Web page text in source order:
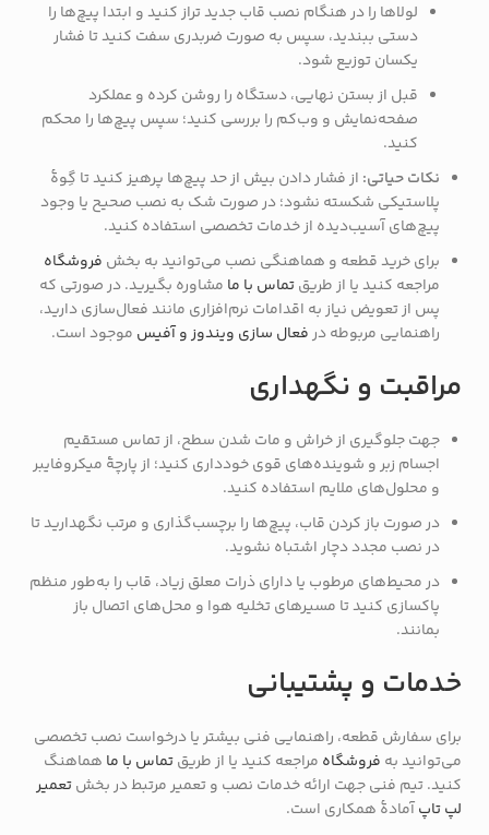
لولاها را در هنگام نصب قاب جدید تراز کنید و ابتدا پیچ‌ها را
دستی ببندید، سپس به صورت ضربدری سفت کنید تا فشار
یکسان توزیع شود.
قبل از بستن نهایی، دستگاه را روشن کرده و عملکرد
صفحه‌نمایش و وب‌کم را بررسی کنید؛ سپس پیچ‌ها را محکم
کنید.
نکات حیاتی: از فشار دادن بیش از حد پیچ‌ها پرهیز کنید تا گِوهٔ
پلاستیکی شکسته نشود؛ در صورت شک به نصب صحیح یا وجود
پیچ‌های آسیب‌دیده از خدمات تخصصی استفاده کنید.
برای خرید قطعه و هماهنگی نصب می‌توانید به بخش فروشگاه
مراجعه کنید یا از طریقتماس با ما مشاوره بگیرید. در صورتی که
پس از تعویض نیاز به اقدامات نرم‌افزاری مانند فعال‌سازی دارید،
راهنمایی مربوطه درفعال سازی ویندوز و آفیس موجود است.
مراقبت و نگهداری
جهت جلوگیری از خراش و مات شدن سطح، از تماس مستقیم
اجسام زبر و شوینده‌های قوی خودداری کنید؛ از پارچهٔ میکروفایبر
و محلول‌های ملایم استفاده کنید.
در صورت باز کردن قاب، پیچ‌ها را برچسب‌گذاری و مرتب نگهدارید تا
در نصب مجدد دچار اشتباه نشوید.
در محیط‌های مرطوب یا دارای ذرات معلق زیاد، قاب را به‌طور منظم
پاکسازی کنید تا مسیرهای تخلیه هوا و محل‌های اتصال باز
بمانند.
خدمات و پشتیبانی
برای سفارش قطعه، راهنمایی فنی بیشتر یا درخواست نصب تخصصی
می‌توانید به فروشگاه مراجعه کنید یا از طریقتماس با ما هماهنگ
کنید. تیم فنی جهت ارائه خدمات نصب و تعمیر مرتبط در بخشتعمیر
لپ تاپآمادهٔ همکاری است.